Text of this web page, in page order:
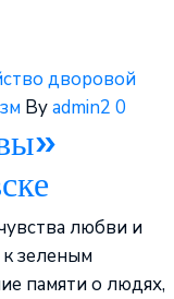
дворовой
Byadmin2 0
любви и
зеленым
памяти о людях,